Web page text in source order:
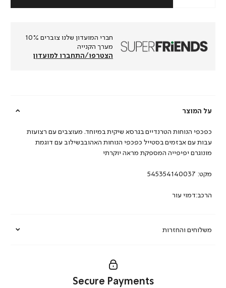
חברי המועדון שלנו צוברים 10%
מערך הקנייה
הצטרפו/התחברו למועדון
על המוצר
משלוחים והחזרות
כפכפי הנוחות הטרנדיים בגרסא שיקית במיוחד. מעוצבים עם רצועות
עבות עם אבזמים בסטייל כפכפי הנוחות האהובבשילוב עם דוגמת
מונוגרם יפיפייה המספקת מראה יוקרתי
מקט: 545354140037
הרכב:דמוי עור
Secure Payments